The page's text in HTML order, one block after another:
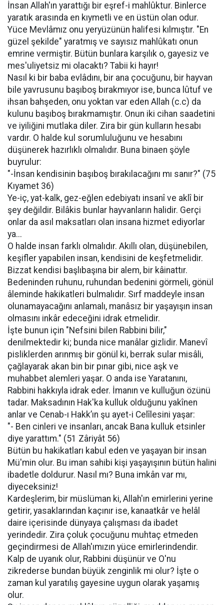
İnsan Allah'ın yarattığı bir eşref-i mahlûktur. Binlerce
yaratık arasında en kıymetli ve en üstün olan odur.
Yüce Mevlâmız onu yeryüzünün halifesi kılmıştır. "En
güzel şekilde" yaratmış ve sayısız mahlûkatı onun
emrine vermiştir. Bütün bunlara karşılık o, gayesiz ve
mes'uliyetsiz mi olacaktı? Tabii ki hayır!
Nasıl ki bir baba evlâdını, bir ana çocuğunu, bir hayvan
bile yavrusunu başıboş bırakmıyor ise, bunca lûtuf ve
ihsan bahşeden, onu yoktan var eden Allah (c.c) da
kulunu başıboş bırakmamıştır. Onun iki cihan saadetini
ve iyiliğini mutlaka diler. Zira bir gün kulların hesabı
vardır. O halde kul sorumluluğunu ve hesabını
düşünerek hazırlıklı olmalıdır. Buna binaen şöyle
buyrulur:
"-İnsan kendisinin başıboş bırakılacağını mı sanır?" (75
Kıyamet 36)
Ye-iç, yat-kalk, gez-eğlen edebiyatı insanî ve aklî bir
şey değildir. Bilâkis bunlar hayvanların halidir. Gerçi
onlar da asıl maksatları olan insana hizmet ediyorlar
ya...
O halde insan farklı olmalıdır. Akıllı olan, düşünebilen,
keşifler yapabilen insan, kendisini de keşfetmelidir.
Bizzat kendisi başlıbaşına bir alem, bir kâinattır.
Bedeninden ruhunu, ruhundan bedenini görmeli, gönül
âleminde hakikatleri bulmalıdır. Sırf maddeyle insan
olunamayacağını anlamalı, manâsız bir yaşayışın insan
olmasını inkâr edeceğini idrak etmelidir.
İşte bunun için "Nefsini bilen Rabbini bilir,"
denilmektedir ki; bunda nice manâlar gizlidir. Manevî
pisliklerden arınmış bir gönül ki, berrak sular misâli,
çağlayarak akan bin bir pınar gibi, nice aşk ve
muhabbet alemleri yaşar. O anda ise Yaratanını,
Rabbini hakkıyla idrak eder. İmanın ve kulluğun özünü
tadar. Maksadının Hak'ka kulluk olduğunu yakînen
anlar ve Cenab-ı Hakk’ın şu ayet-i Celîlesini yaşar:
"- Ben cinleri ve insanları, ancak Bana kulluk etsinler
diye yarattım." (51 Zâriyât 56)
Bütün bu hakikatları kabul eden ve yaşayan bir insan
Mü'min olur. Bu iman sahibi kişi yaşayışının bütün halini
ibadetle doldurur. Nasıl mı? Buna imkân var mı,
diyeceksiniz!
Kardeşlerim, bir müslüman ki, Allah'ın emirlerini yerine
getirir, yasaklarından kaçınır ise, kanaatkâr ve helâl
daire içerisinde dünyaya çalışması da ibadet
yerindedir. Zira çoluk çocuğunu muhtaç etmeden
geçindirmesi de Allah'ımızın yüce emirlerindendir.
Kalp de uyanık olur, Rabbini düşünür ve O'nu
zikrederse bundan büyük zenginlik mi olur? İşte o
zaman kul yaratılış gayesine uygun olarak yaşamış
olur.